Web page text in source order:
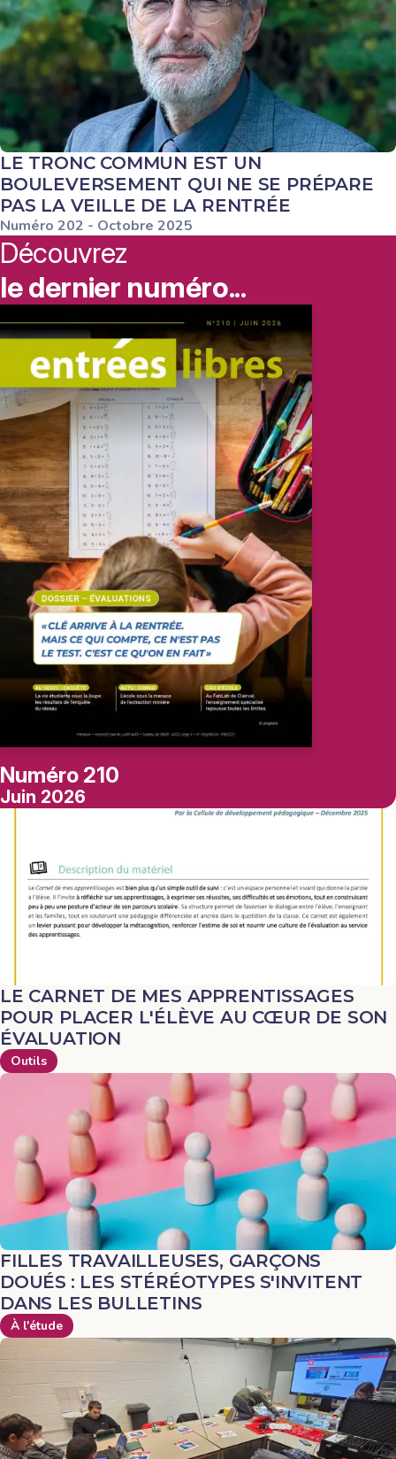
LE TRONC COMMUN EST UN
BOULEVERSEMENT QUI NE SE PRÉPARE
PAS LA VEILLE DE LA RENTRÉE
Numéro 202 - Octobre 2025
Découvrez
le dernier numéro...
Numéro 210
Juin 2026
LE CARNET DE MES APPRENTISSAGES
POUR PLACER L'ÉLÈVE AU CŒUR DE SON
ÉVALUATION
Outils
FILLES TRAVAILLEUSES, GARÇONS
DOUÉS : LES STÉRÉOTYPES S'INVITENT
DANS LES BULLETINS
À l'étude